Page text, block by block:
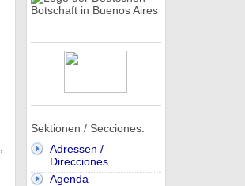
Sektionen / Secciones:
Adressen /
Direcciones
Agenda